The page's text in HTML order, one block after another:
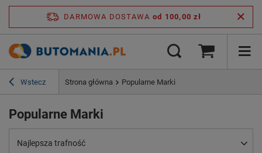
DARMOWA DOSTAWA od 100,00 zł
Wstecz Strona główna Popularne Marki
Popularne Marki
Najlepsza trafność